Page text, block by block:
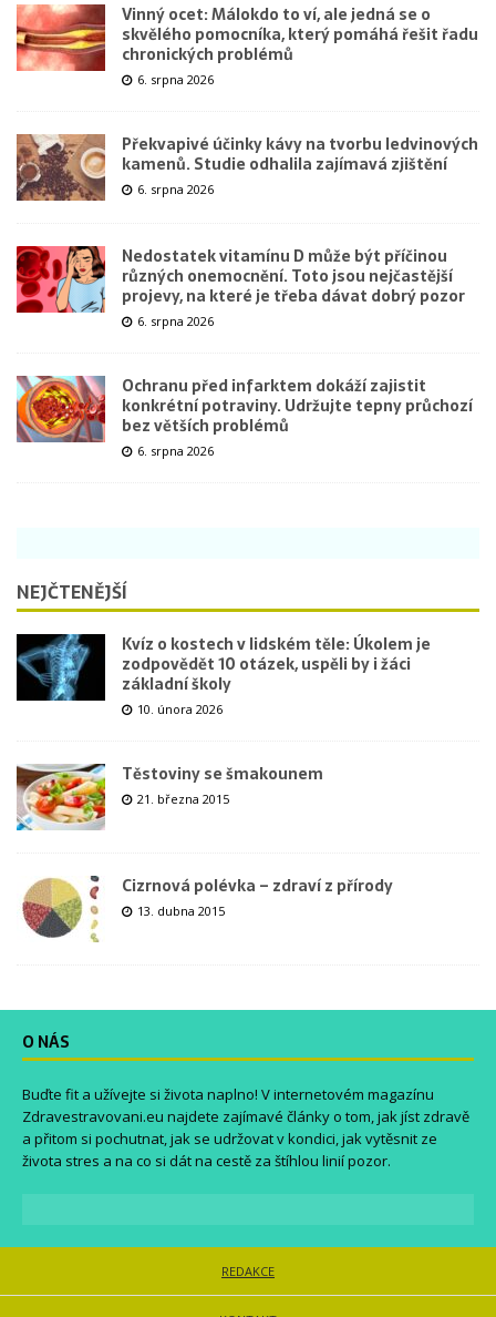
Vinný ocet: Málokdo to ví, ale jedná se o
skvělého pomocníka, který pomáhá řešit řadu
chronických problémů
6. srpna 2026
Překvapivé účinky kávy na tvorbu ledvinových
kamenů. Studie odhalila zajímavá zjištění
6. srpna 2026
Nedostatek vitamínu D může být příčinou
různých onemocnění. Toto jsou nejčastější
projevy, na které je třeba dávat dobrý pozor
6. srpna 2026
Ochranu před infarktem dokáží zajistit
konkrétní potraviny. Udržujte tepny průchozí
bez větších problémů
6. srpna 2026
NEJČTENĚJŠÍ
Kvíz o kostech v lidském těle: Úkolem je
zodpovědět 10 otázek, uspěli by i žáci
základní školy
10. února 2026
Těstoviny se šmakounem
21. března 2015
Cizrnová polévka – zdraví z přírody
13. dubna 2015
O NÁS
Buďte fit a užívejte si života naplno! V internetovém magazínu
Zdravestravovani.eu najdete zajímavé články o tom, jak jíst zdravě
a přitom si pochutnat, jak se udržovat v kondici, jak vytěsnit ze
života stres a na co si dát na cestě za štíhlou linií pozor.
REDAKCE